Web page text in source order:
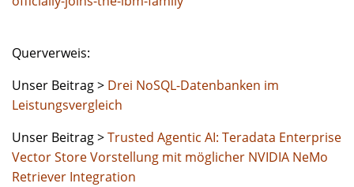
Querverweis:
Unser Beitrag > Drei NoSQL-Datenbanken im
Leistungsvergleich
Unser Beitrag >Trusted Agentic AI: Teradata Enterprise
Vector Store Vorstellung mit möglicher NVIDIA NeMo
Retriever Integration